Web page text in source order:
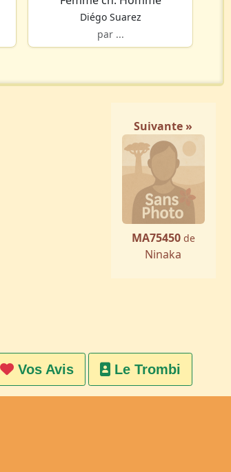
Diégo Suarez
par ...
Suivante »
MA75450 de
Ninaka
Vos Avis Le Trombi